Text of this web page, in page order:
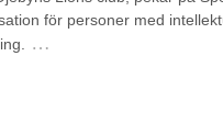
för personer med
…